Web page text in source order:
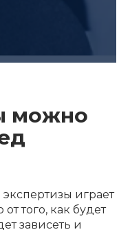
можно
играет
того, как будет
зависеть и